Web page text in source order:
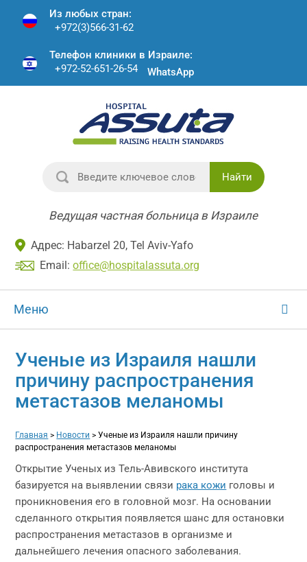
Из любых стран:
+972(3)566-31-62
Телефон клиники в Израиле:
+972-52-651-26-54
WhatsApp
Найти
Ведущая частная больница в Израиле
Адрес: Habarzel 20, Tel Aviv-Yafo
Email: office@hospitalassuta.org
Меню
Ученые из Израиля нашли
причину распространения
метастазов меланомы
Главная > Новости >Ученые из Израиля нашли причину
распространения метастазов меланомы
Открытие Ученых из Тель-Авивского института
базируется на выявлении связи рака кожи головы и
проникновения его в головной мозг. На основании
сделанного открытия появляется шанс для остановки
распространения метастазов в организме и
дальнейшего лечения опасного заболевания.